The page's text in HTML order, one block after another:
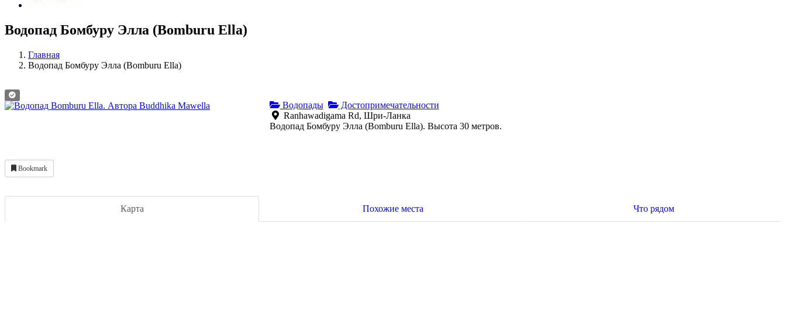
Водопад Бомбуру Элла (Bomburu Ella)
Главная
Водопад Бомбуру Элла (Bomburu Ella)
Водопады
Достопримечательности
Ranhawadigama Rd, Шри-Ланка
Водопад Бомбуру Элла (Bomburu Ella). Высота 30 метров.
Bookmark
Карта Похожие места Что рядом